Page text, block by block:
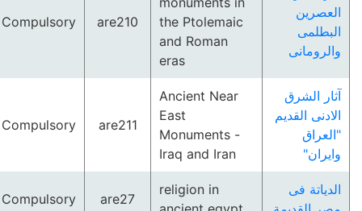
العصرين
البطلمى
والرومانى
the Ptolemaic
and Roman
eras
are210
Compulsory
آثار الشرق
الادنى القديم
"العراق
وايران"
Ancient Near
East
Monuments -
Iraq and Iran
are211
Compulsory
الدياتة فى
religion in
are27
Compulsory